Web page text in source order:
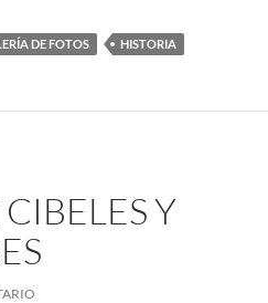
DE FOTOS HISTORIA
Y